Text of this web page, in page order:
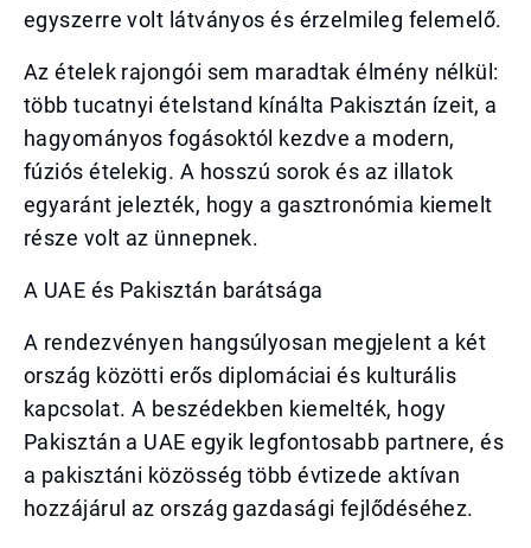
egyszerre volt látványos és érzelmileg felemelő.
Az ételek rajongói sem maradtak élmény nélkül:
több tucatnyi ételstand kínálta Pakisztán ízeit, a
hagyományos fogásoktól kezdve a modern,
fúziós ételekig. A hosszú sorok és az illatok
egyaránt jelezték, hogy a gasztronómia kiemelt
része volt az ünnepnek.
A UAE és Pakisztán barátsága
A rendezvényen hangsúlyosan megjelent a két
ország közötti erős diplomáciai és kulturális
kapcsolat. A beszédekben kiemelték, hogy
Pakisztán a UAE egyik legfontosabb partnere, és
a pakisztáni közösség több évtizede aktívan
hozzájárul az ország gazdasági fejlődéséhez.